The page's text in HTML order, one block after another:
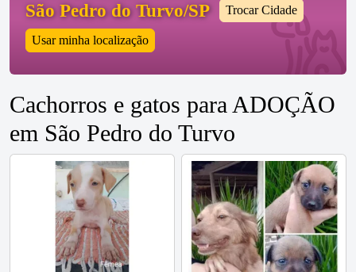
São Pedro do Turvo/SP
Trocar Cidade
Usar minha localização
Cachorros e gatos para ADOÇÃO
em São Pedro do Turvo